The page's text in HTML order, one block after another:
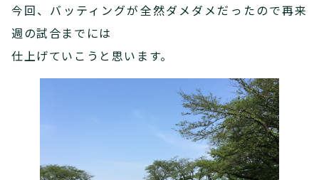
今回、バッティングが全然ダメダメだったので再来
週の試合までには
仕上げていこうと思います。